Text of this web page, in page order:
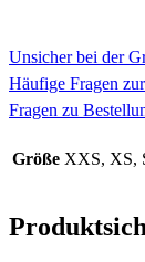
Unsicher bei der
Häufige Fragen
Fragen zu
Größe XXS, XS,